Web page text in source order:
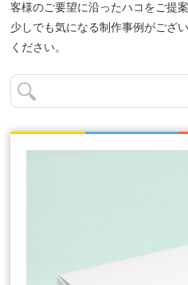
客様のご要望に沿ったハコをご提
少しでも気になる制作事例がござ
ください。